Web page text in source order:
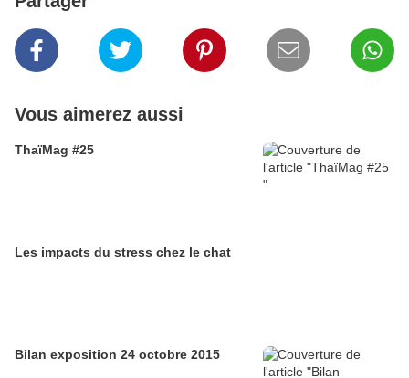
Vous aimerez aussi
ThaïMag #25
Les impacts du stress chez le chat
Bilan exposition 24 octobre 2015